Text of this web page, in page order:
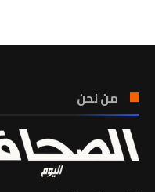
من نحن